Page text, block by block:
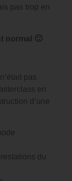
pas trop en
normal 🙂
pas
en
d’une
du